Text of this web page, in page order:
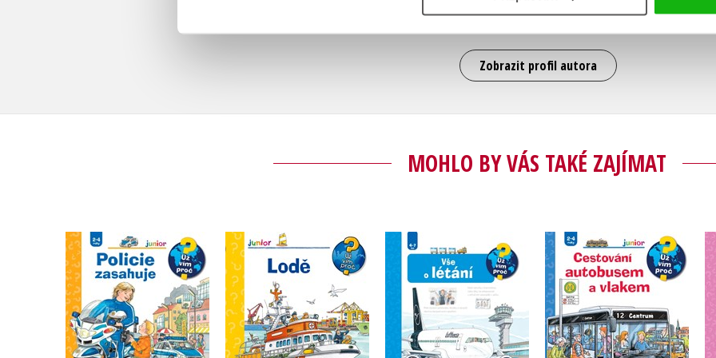
novinářka na volné noze. Žije v jihoněmeckém
Zobrazit profil autora
MOHLO BY VÁS TAKÉ ZAJÍMAT
Policie zasahuje
Andrea Erne
Lodě
Andrea Erne
Vše o létání
Andrea Erne
Cestování autobusem
a vlakem
Andrea Erne